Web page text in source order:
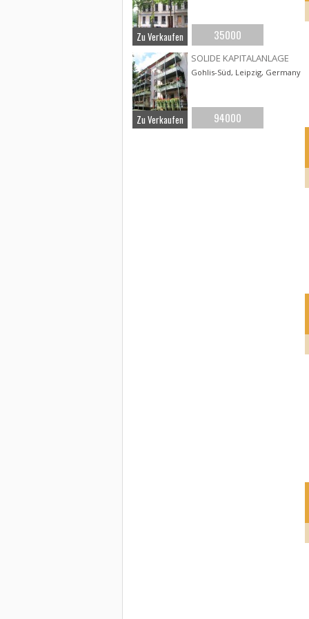
Zu Verkaufen 35000
SOLIDE KAPITALANLAGE
Gohlis-Süd, Leipzig, Germany
Zu Verkaufen 94000